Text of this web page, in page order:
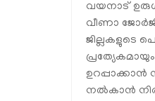
വയനാട്
വീണാ
ജില്ലകളുടെ
നൽകാൻ